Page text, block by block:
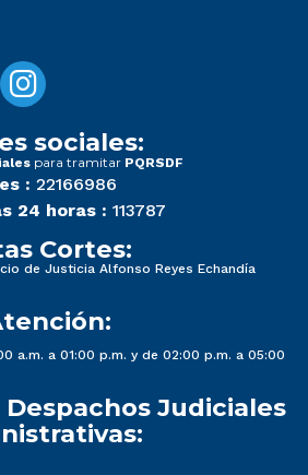
sociales:
para tramitar PQRSDF
: 22166986
24 horas : 113787
Cortes:
de Justicia Alfonso Reyes Echandía
a.m. a 01:00 p.m. y de 02:00 p.m. a 05:00
Judiciales